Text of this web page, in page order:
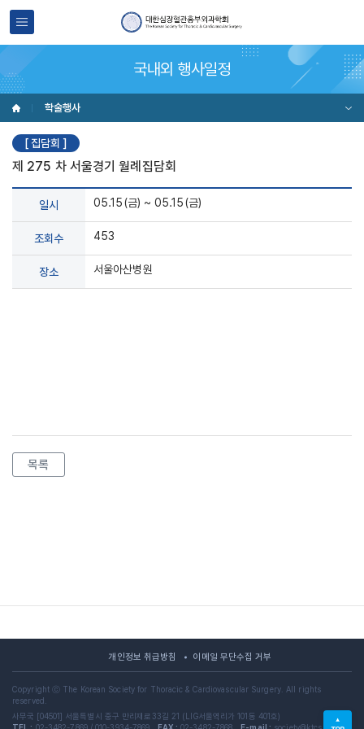
국내외 행사일정
학술행사
[ 집담회 ]
제 275 차 서울경기 월례집담회
일시 05.15(금) ~ 05.15(금)
조회수 453
장소 서울아산병원
목록
개인정보 취급방침 이메일 무단수집 거부
Copyright ⓒ The Korean Society for Thoracic & Cardiovascular Surgery. All rights
reserved.
사무국 [04501] 서울특별시 중구 만리재로33길 21 (LIG서울역리가 101동 401호)